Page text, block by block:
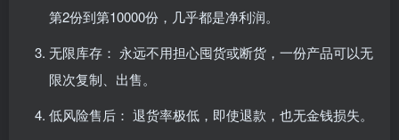
第2份到第10000份，几乎都是净利润。​
无限库存： 永远不用担心囤货或断货，一份产品可以无
限次复制、出售。​
低风险售后： 退货率极低，即使退款，也无金钱损失。​